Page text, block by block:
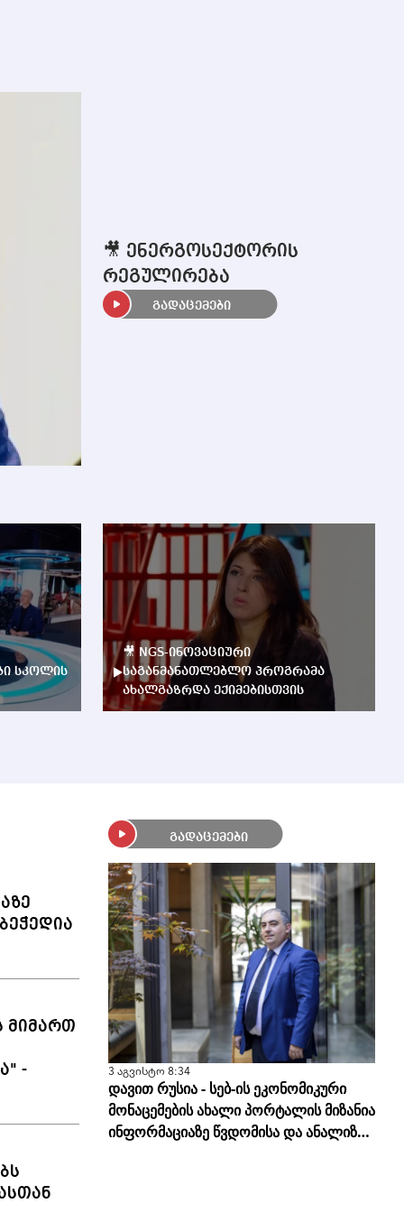
🎥 ენერგოსექტორის
რეგულირება
გადაცემები
სკოლის
🎥 NGS-ინოვაციური
საგანმანათლებლო პროგრამა
ახალგაზრდა ექიმებისთვის
მიმართ
-
გადაცემები
3 აგვისტო 8:34
დავით რუსია - სებ-ის ეკონომიკური
მონაცემების ახალი პორტალის მიზანია
ინფორმაციაზე წვდომისა და ანალიზის